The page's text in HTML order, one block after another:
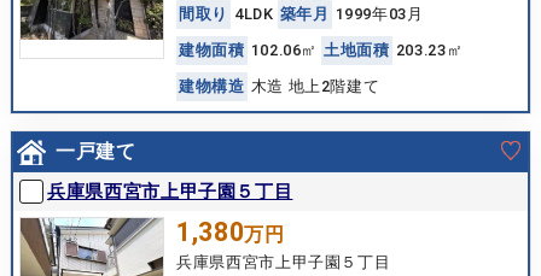
間 取 り 4LDK 築年 月
1999年03月
建物面積 102.06㎡ 土地面積 203.23㎡
建物構造 木造 地上2階建て
一戸建て
兵庫県西宮市上甲子園５丁目
1,380万円
兵庫県西宮市上甲子園５丁目